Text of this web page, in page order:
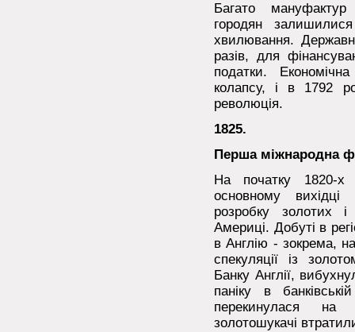
Багато
городян
хвилювання.
разів, для
податки.
колапсу, і в 1792
революція.
1825.
Перша міжнародна
На початку 1820-х
основному
розробку золотих
Америці. Добуті в
в Англію - зокрема,
спекуляції із
Банку Англії,
паніку в
перекинулася на
золотошукачі